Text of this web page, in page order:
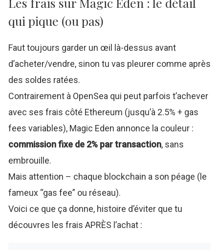
qui pique (ou pas)
Faut toujours garder un œil là-dessus avant
d’acheter/vendre, sinon tu vas pleurer comme après
des soldes ratées.
Contrairement à OpenSea qui peut parfois t’achever
avec ses frais côté Ethereum (jusqu’à 2.5% + gas
fees variables), Magic Eden annonce la couleur :
commission fixe de 2% par transaction, sans
embrouille.
Mais attention – chaque blockchain a son péage (le
fameux “gas fee” ou réseau).
Voici ce que ça donne, histoire d’éviter que tu
découvres les frais APRÈS l’achat :